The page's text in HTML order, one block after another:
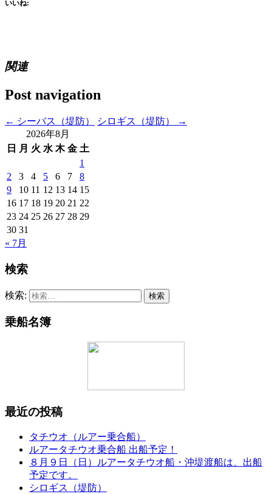
いいね:
関連
Post navigation
← シーバス（堤防） シロギス（堤防）
→
2026年8月
日
月 火 水 木 金 土
1
2
3 4 5 6 7
8
9
10 11 12 13 14 15
16 17 18 19 20 21 22
23 24 25 26 27 28 29
30 31
« 7月
検索
検索:
乗船名簿
最近の投稿
タチウオ（ルアー乗合船）
ルアータチウオ乗合船 出船予定！
８月９日（日）ルアータチウオ船・沖堤渡船は、出船
予定です。
シロギス（堤防）